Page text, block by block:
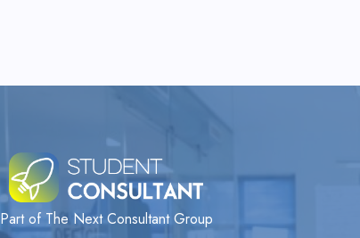
Part of The Next Consultant Group